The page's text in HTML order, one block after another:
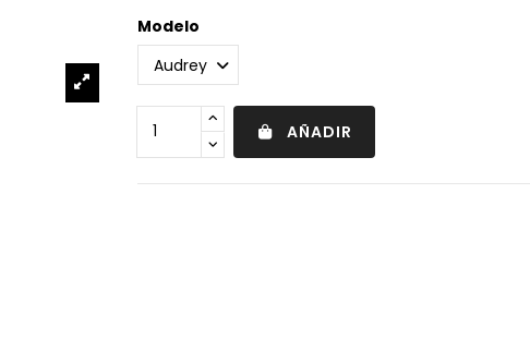
Modelo
AÑADIR